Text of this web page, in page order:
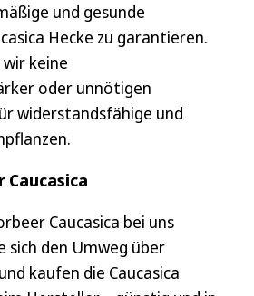
und gesunde
Hecke zu garantieren.
keine
oder unnötigen
widerstandsfähige und
Caucasica bei uns
sich den Umweg über
kaufen die Caucasica